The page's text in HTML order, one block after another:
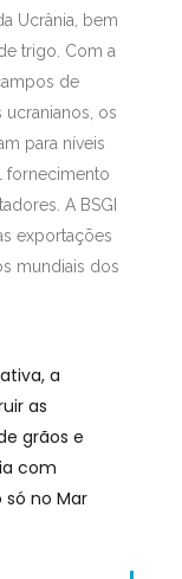
Ucrânia, bem
trigo. Com a
de
os
para níveis
fornecimento
A BSGI
exportações
mundiais dos
a
as
grãos e
com
no Mar